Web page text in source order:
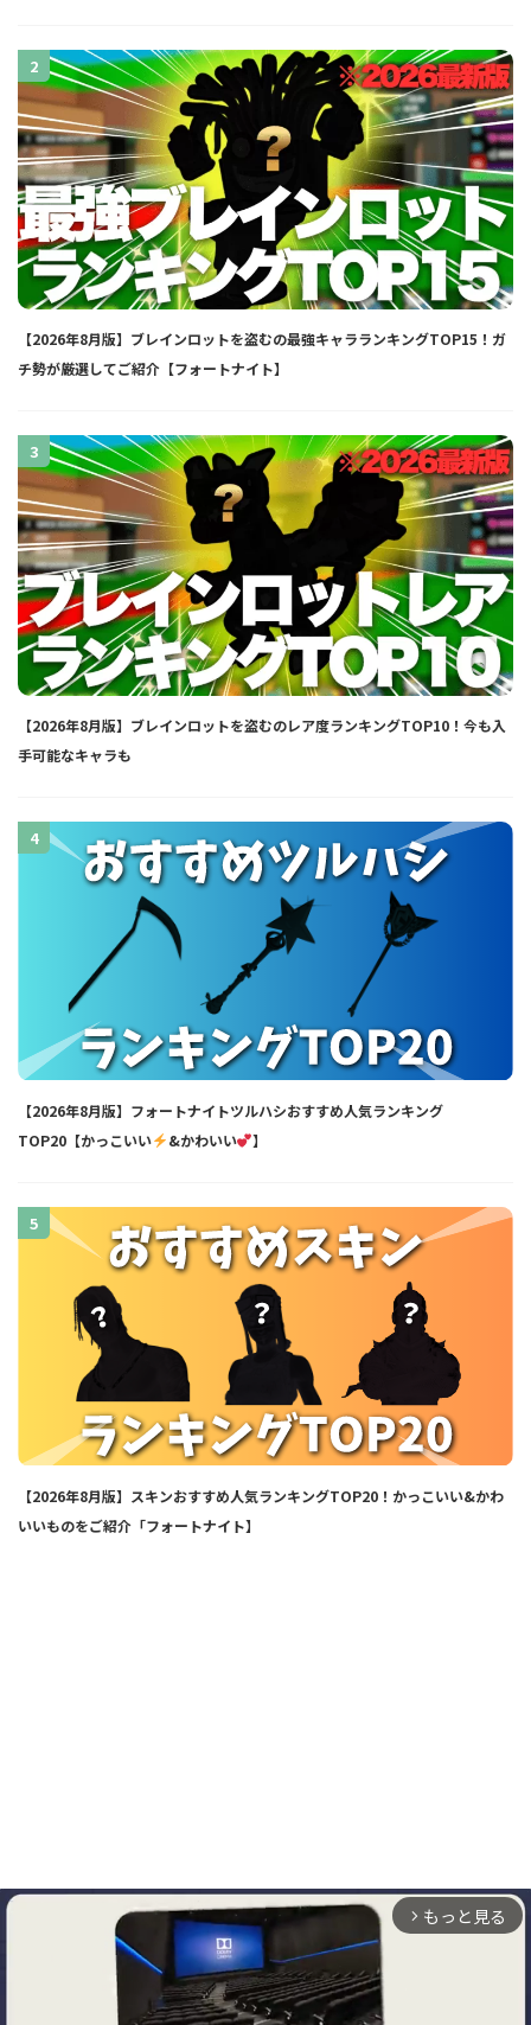
2
【2026年8月版】ブレインロットを盗むの最強キャラランキングTOP15！ガ
チ勢が厳選してご紹介【フォートナイト】
3
【2026年8月版】ブレインロットを盗むのレア度ランキングTOP10！今も入
手可能なキャラも
4
【2026年8月版】フォートナイトツルハシおすすめ人気ランキング
TOP20【かっこいい
&かわいい 】
5
【2026年8月版】スキンおすすめ人気ランキングTOP20！かっこいい&かわ
いいものをご紹介「フォートナイト】
お問い合わせ プライバシーポリシー
arrow_forward_ios もっと見る